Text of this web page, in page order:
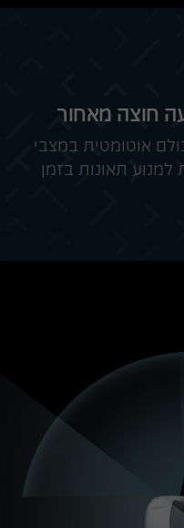
חוצה מאחור
אוטומטית במצבי
תאונות בזמן